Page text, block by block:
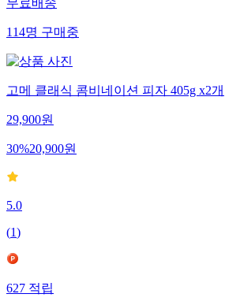
무료배송
114명구매중
고메 클래식 콤비네이션 피자 405g x2개
29,900원
30%20,900원
5.0
(1)
627적립